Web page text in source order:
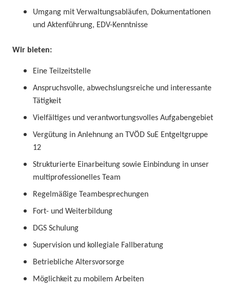
Umgang mit Verwaltungsabläufen, Dokumentationen
und Aktenführung, EDV-Kenntnisse
Wir bieten:
Eine Teilzeitstelle
Anspruchsvolle, abwechslungsreiche und interessante
Tätigkeit
Vielfältiges und verantwortungsvolles Aufgabengebiet
Vergütung in Anlehnung an TVÖD SuE Entgeltgruppe
12
Strukturierte Einarbeitung sowie Einbindung in unser
multiprofessionelles Team
Regelmäßige Teambesprechungen
Fort- und Weiterbildung
DGS Schulung
Supervision und kollegiale Fallberatung
Betriebliche Altersvorsorge
Möglichkeit zu mobilem Arbeiten